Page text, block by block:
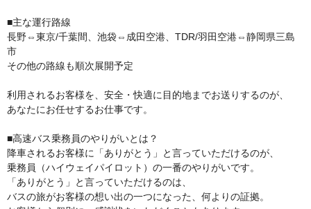
■主な運行路線
長野⇔東京/千葉間、池袋⇔成田空港、TDR/羽田空港⇔静岡県三島
市
その他の路線も順次展開予定
利用されるお客様を、安全・快適に目的地までお送りするのが、
あなたにお任せするお仕事です。
■高速バス乗務員のやりがいとは？
降車されるお客様に「ありがとう」と言っていただけるのが、
乗務員（ハイウェイパイロット）の一番のやりがいです。
「ありがとう」と言っていただけるのは、
バスの旅がお客様の想い出の一つになった、何よりの証拠。